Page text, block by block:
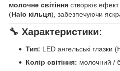
молочне світіння створює ефект
(Halo кільця), забезпечуючи
🔧 Характеристики:
Тип: LED ангельські глазки
Колір світіння: молочний /